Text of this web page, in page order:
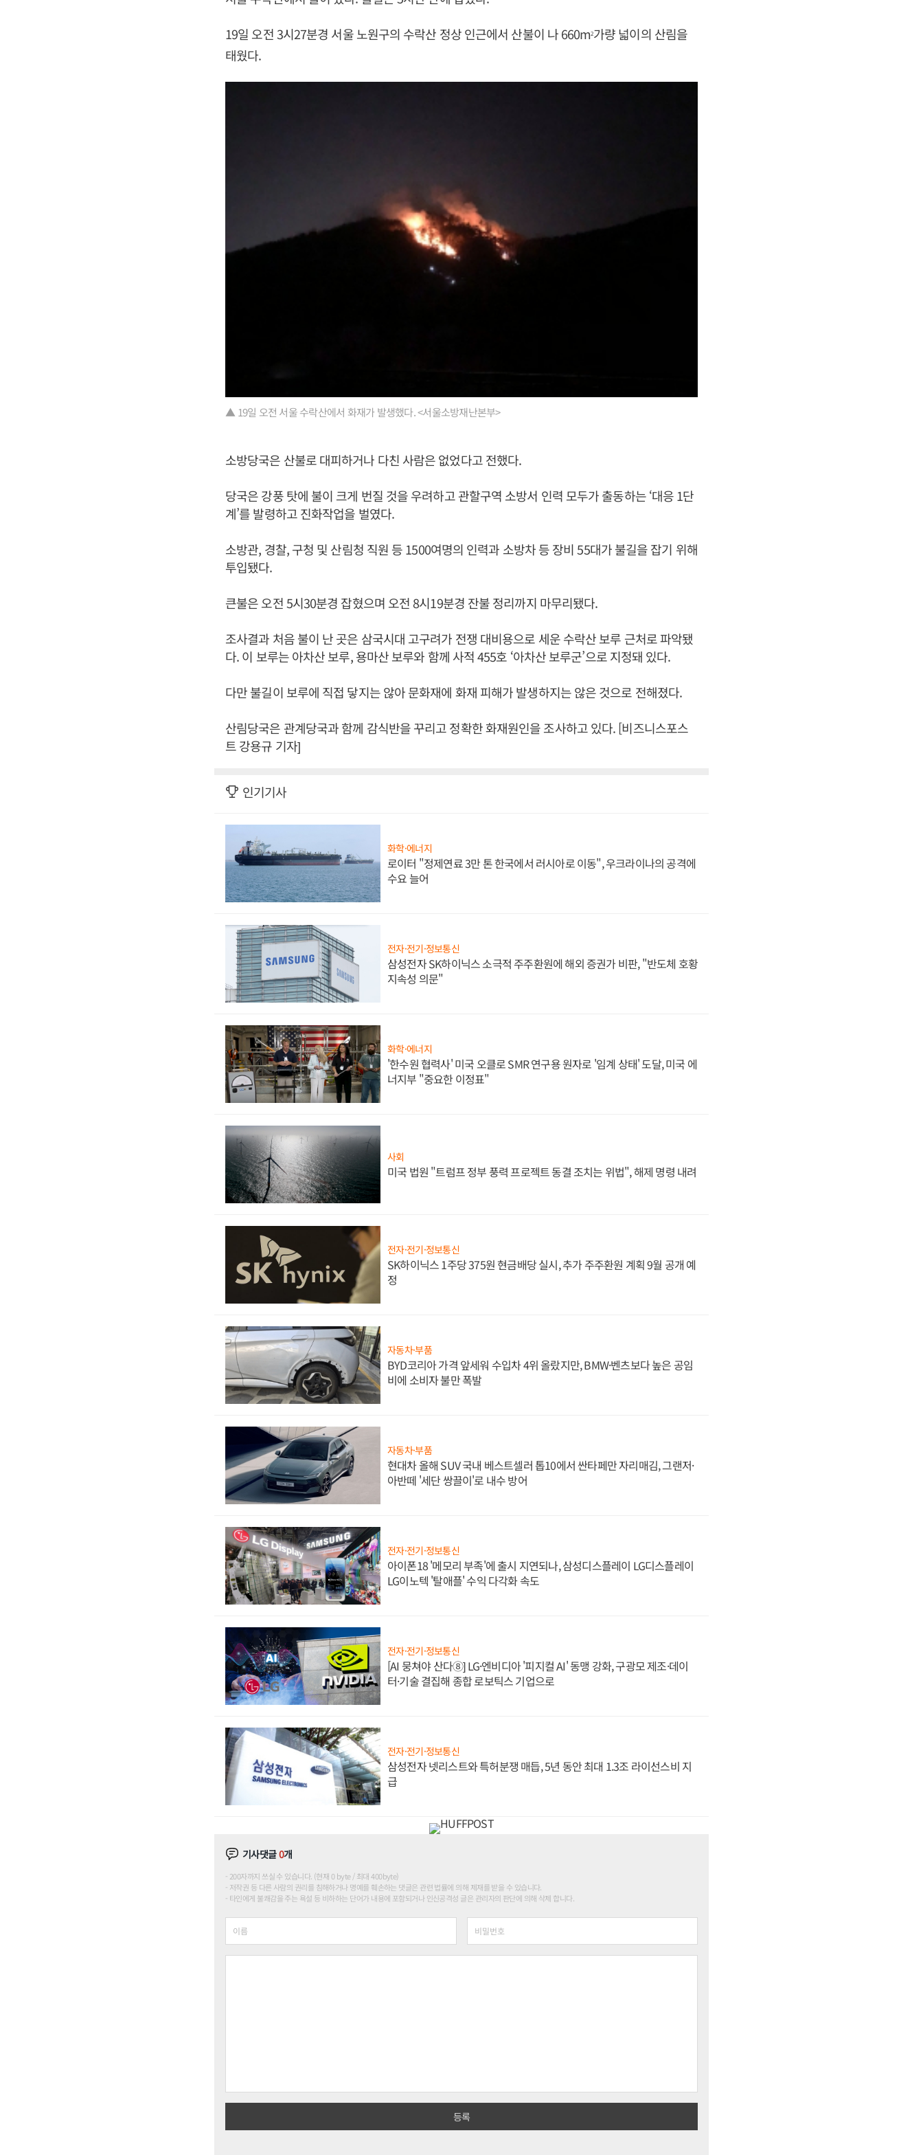
19일 오전 3시27분경 서울 노원구의 수락산 정상 인근에서 산불이 나 660m2가량 넓이의 산림을
태웠다.
▲ 19일 오전 서울 수락산에서 화재가 발생했다. <서울소방재난본부>
소방당국은 산불로 대피하거나 다친 사람은 없었다고 전했다.
당국은 강풍 탓에 불이 크게 번질 것을 우려하고 관할구역 소방서 인력 모두가 출동하는 ‘대응 1단
계’를 발령하고 진화작업을 벌였다.
소방관, 경찰, 구청 및 산림청 직원 등 1500여명의 인력과 소방차 등 장비 55대가 불길을 잡기 위해
투입됐다.
큰불은 오전 5시30분경 잡혔으며 오전 8시19분경 잔불 정리까지 마무리됐다.
조사결과 처음 불이 난 곳은 삼국시대 고구려가 전쟁 대비용으로 세운 수락산 보루 근처로 파악됐
다. 이 보루는 아차산 보루, 용마산 보루와 함께 사적 455호 ‘아차산 보루군’으로 지정돼 있다.
다만 불길이 보루에 직접 닿지는 않아 문화재에 화재 피해가 발생하지는 않은 것으로 전해졌다.
산림당국은 관계당국과 함께 감식반을 꾸리고 정확한 화재원인을 조사하고 있다. [비즈니스포스
트 강용규 기자]
인기기사
화학·에너지
로이터 "정제연료 3만 톤 한국에서 러시아로 이동", 우크라이나의 공격에
수요 늘어
전자·전기·정보통신
삼성전자 SK하이닉스 소극적 주주환원에 해외 증권가 비판, "반도체 호황
지속성 의문"
화학·에너지
'한수원 협력사' 미국 오클로 SMR 연구용 원자로 '임계 상태' 도달, 미국 에
너지부 "중요한 이정표"
사회
미국 법원 "트럼프 정부 풍력 프로젝트 동결 조치는 위법", 해제 명령 내려
전자·전기·정보통신
SK하이닉스 1주당 375원 현금배당 실시, 추가 주주환원 계획 9월 공개 예
정
자동차·부품
BYD코리아 가격 앞세워 수입차 4위 올랐지만, BMW·벤츠보다 높은 공임
비에 소비자 불만 폭발
자동차·부품
현대차 올해 SUV 국내 베스트셀러 톱10에서 싼타페만 자리매김, 그랜저·
아반떼 '세단 쌍끌이'로 내수 방어
전자·전기·정보통신
아이폰18 '메모리 부족'에 출시 지연되나, 삼성디스플레이 LG디스플레이
LG이노텍 '탈애플' 수익 다각화 속도
전자·전기·정보통신
[AI 뭉쳐야 산다⑧] LG·엔비디아 '피지컬 AI' 동맹 강화, 구광모 제조·데이
터·기술 결집해 종합 로보틱스 기업으로
전자·전기·정보통신
삼성전자 넷리스트와 특허분쟁 매듭, 5년 동안 최대 1.3조 라이선스비 지
급
기사댓글0개
200자까지 쓰실 수 있습니다. (현재 0 byte / 최대 400byte)
저작권 등 다른 사람의 권리를 침해하거나 명예를 훼손하는 댓글은 관련 법률에 의해 제재를 받을 수 있습니다.
타인에게 불쾌감을 주는 욕설 등 비하하는 단어가 내용에 포함되거나 인신공격성 글은 관리자의 판단에 의해 삭제 합니다.